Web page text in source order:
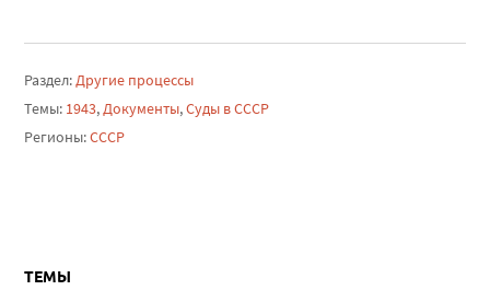
Раздел:Другие процессы
Темы: 1943,Документы,Суды в СССР
Регионы:СССР
ТЕМЫ